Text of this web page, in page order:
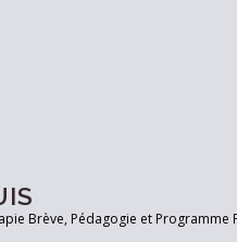
Brève, Pédagogie et